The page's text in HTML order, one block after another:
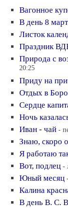
Вагонное
В день 8
Листок
Праздник
Природа с
20:25
Приду на
Отдых в
Сердце
Ночь
Иван - чай -
Знаю, скоро
Я работаю
Вот, подлец -
Юный месяц
Калина
В день В. С.